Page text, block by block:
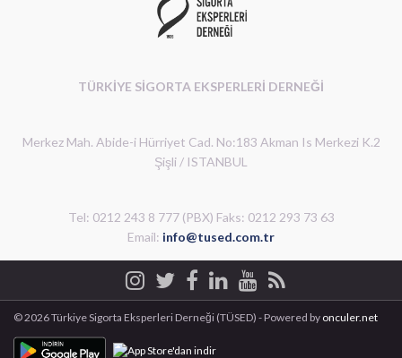
TÜRKİYE SİGORTA EKSPERLERİ DERNEĞİ
Merkez Mah. Abide-i Hürriyet Cad. No:183 Akman Is Merkezi K.2
Şişli / ISTANBUL
Tel: 0212 243 8 777 (PBX) Faks: 0212 293 73 63
Email: info@tused.com.tr
© 2026 Türkiye Sigorta Eksperleri Derneği (TÜSED) - Powered by onculer.net